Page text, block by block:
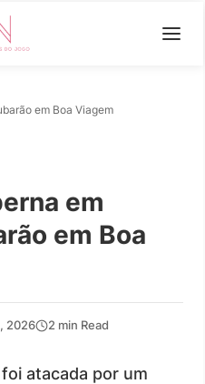
em Boa Viagem
em
em Boa
2026 2 min Read
atacada por um